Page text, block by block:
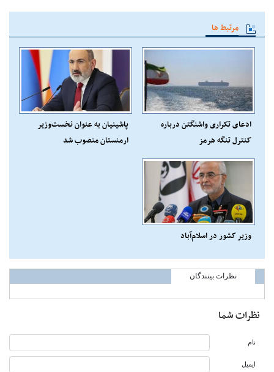
مرتبط ها
ادعای تکراری واشنگتن درباره
کنترل تنگه هرمز
پاشینیان به عنوان نخست‌وزیر
ارمنستان منصوب شد
وزیر کشور در اسلام‌آباد
نظرات بینندگان
نظرات شما
نام
ایمیل